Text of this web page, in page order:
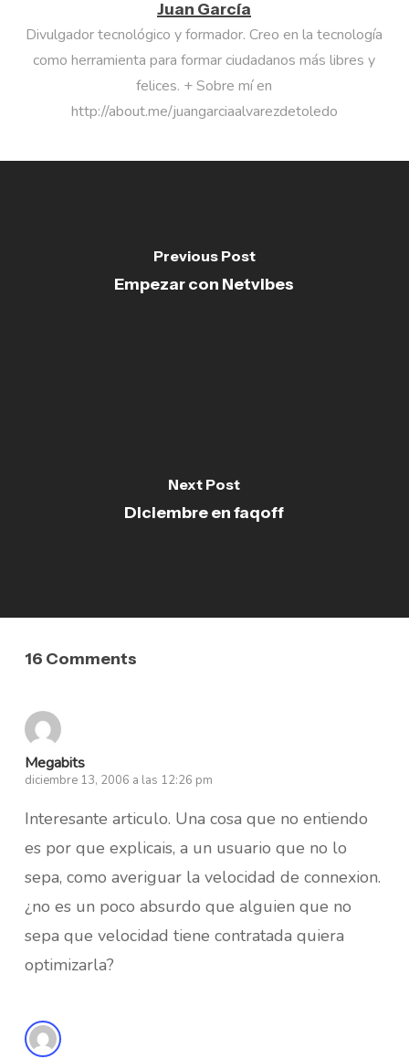
Juan García
Divulgador tecnológico y formador. Creo en la tecnología
como herramienta para formar ciudadanos más libres y
felices. + Sobre mí en
http://about.me/juangarciaalvarezdetoledo
Previous Post
Empezar con Netvibes
Next Post
Diciembre en faqoff
16 Comments
Megabits
diciembre 13, 2006 a las 12:26 pm
Interesante articulo. Una cosa que no entiendo
es por que explicais, a un usuario que no lo
sepa, como averiguar la velocidad de connexion.
¿no es un poco absurdo que alguien que no
sepa que velocidad tiene contratada quiera
optimizarla?